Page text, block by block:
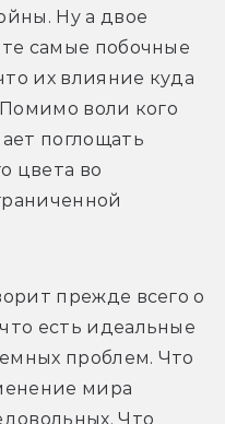
Ну а двое
те самые побочные
их влияние куда
Помимо воли кого
поглощать
цвета во
прежде всего о
есть идеальные
проблем. Что
мира
Что